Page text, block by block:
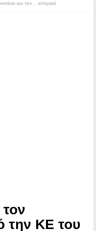
και τον… ιστορικό
την ΚΕ του